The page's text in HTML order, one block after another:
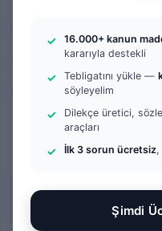
16.000+ kanun
kararıyla destekli
Tebligatını yükle —
söyleyelim
Dilekçe üretici,
araçları
İlk 3 sorun ücretsiz,
Şimdi
Giyim ve
Franchise
admin
Bir
e-
İçindekiler